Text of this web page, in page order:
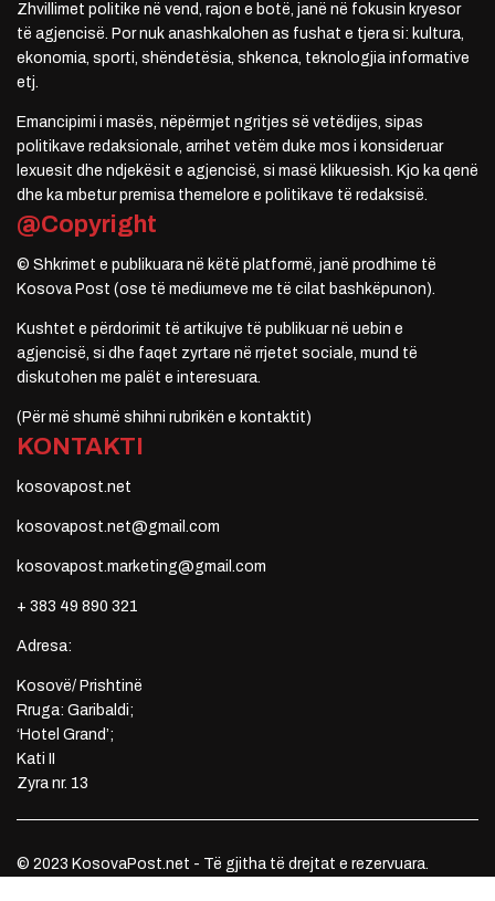
Zhvillimet politike në vend, rajon e botë, janë në fokusin kryesor
të agjencisë. Por nuk anashkalohen as fushat e tjera si: kultura,
ekonomia, sporti, shëndetësia, shkenca, teknologjia informative
etj.
Emancipimi i masës, nëpërmjet ngritjes së vetëdijes, sipas
politikave redaksionale, arrihet vetëm duke mos i konsideruar
lexuesit dhe ndjekësit e agjencisë, si masë klikuesish. Kjo ka qenë
dhe ka mbetur premisa themelore e politikave të redaksisë.
@Copyright
© Shkrimet e publikuara në këtë platformë, janë prodhime të
Kosova Post (ose të mediumeve me të cilat bashkëpunon).
Kushtet e përdorimit të artikujve të publikuar në uebin e
agjencisë, si dhe faqet zyrtare në rrjetet sociale, mund të
diskutohen me palët e interesuara.
(Për më shumë shihni rubrikën e kontaktit)
KONTAKTI
kosovapost.net
kosovapost.net@gmail.com
kosovapost.marketing@gmail.com
+ 383 49 890 321
Adresa:
Kosovë/ Prishtinë
Rruga: Garibaldi;
‘Hotel Grand’;
Kati II
Zyra nr. 13
© 2023 KosovaPost.net - Të gjitha të drejtat e rezervuara.